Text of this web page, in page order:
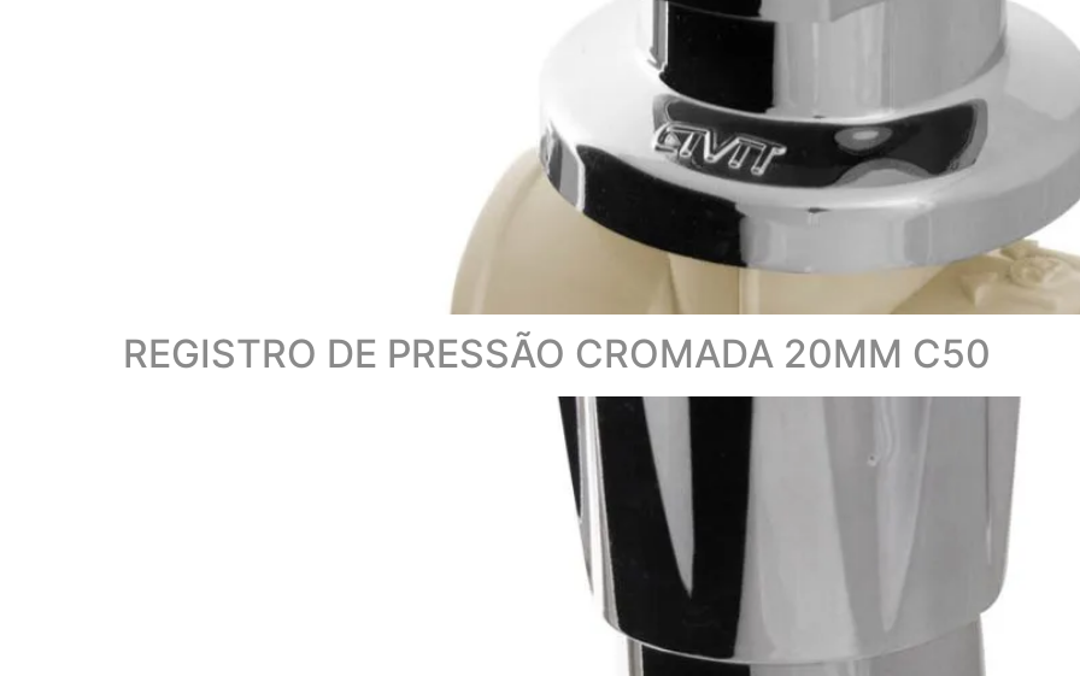
REGISTRO DE PRESSÃO CROMADA 20MM C50